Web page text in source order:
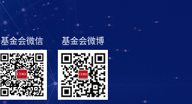
基金会微信 基金会微博